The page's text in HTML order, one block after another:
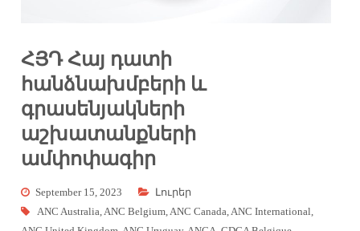
ՀՅԴ Հայ դատի
հանձնախմբերի և
գրասենյակների
աշխատանքների
ամփոփագիր
September 15, 2023
Լուրեր
ANC Australia,ANC Belgium,ANC Canada,ANC International,